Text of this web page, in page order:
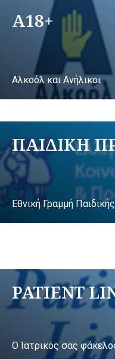
A18+
Αλκοόλ και Ανήλικοι
ΠΑΙΔΙΚΗ
Εθνική Γραμμή
PATIENT
Ο Ιατρικός σας